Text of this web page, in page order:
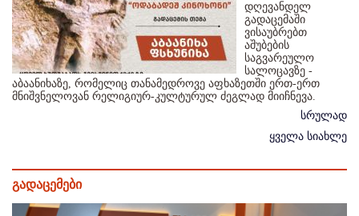
დღევანდელ
გადაცემაში
ვისაუბრებთ
აშუბების
საგვარეულო
სალოცავზე -
აბაანიხაზე, რომელიც თანამედროვე აფხაზეთში ერთ-ერთ
მნიშვნელოვან რელიგიურ-კულტურულ ძეგლად მიიჩნევა.
სრულად
ყველა სიახლე
გადაცემები